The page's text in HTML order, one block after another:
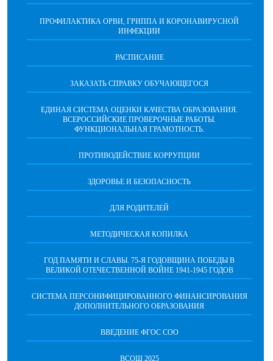
ПРОФИЛАКТИКА ОРВИ, ГРИППА И КОРОНАВИРУСНОЙ
ИНФЕКЦИИ
РАСПИСАНИЕ
ЗАКАЗАТЬ СПРАВКУ ОБУЧАЮЩЕГОСЯ
ЕДИНАЯ СИСТЕМА ОЦЕНКИ КАЧЕСТВА ОБРАЗОВАНИЯ.
ВСЕРОССИЙСКИЕ ПРОВЕРОЧНЫЕ РАБОТЫ.
ФУНКЦИОНАЛЬНАЯ ГРАМОТНОСТЬ.
ПРОТИВОДЕЙСТВИЕ КОРРУПЦИИ
ЗДОРОВЬЕ И БЕЗОПАСНОСТЬ
ДЛЯ РОДИТЕЛЕЙ
МЕТОДИЧЕСКАЯ КОПИЛКА
ГОД ПАМЯТИ И СЛАВЫ. 75-Я ГОДОВЩИНА ПОБЕДЫ В
ВЕЛИКОЙ ОТЕЧЕСТВЕННОЙ ВОЙНЕ 1941-1945 ГОДОВ
СИСТЕМА ПЕРСОНИФИЦИРОВАННОГО ФИНАНСИРОВАНИЯ
ДОПОЛНИТЕЛЬНОГО ОБРАЗОВАНИЯ
ВВЕДЕНИЕ ФГОС СОО
ВСОШ 2025